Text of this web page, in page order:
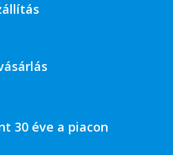
30 éve a piacon